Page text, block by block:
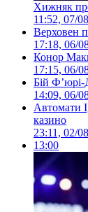
Хижняк
11:52, 07/08
Верховен
17:18, 06/
Конор
17:15, 06/
Бій
14:09, 06/
Автомати
казино
23:11, 02/08
13:00